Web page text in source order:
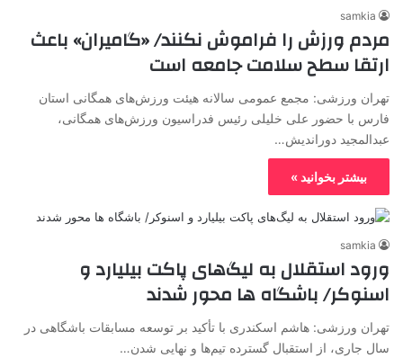
samkia
مردم ورزش را فراموش نکنند/ «گامیران» باعث
ارتقا سطح سلامت جامعه است
تهران ورزشی: مجمع عمومی سالانه هیئت ورزش‌های همگانی استان
فارس با حضور علی خلیلی رئیس فدراسیون ورزش‌های همگانی،
عبدالمجید دوراندیش…
بیشتر بخوانید »
samkia
ورود استقلال به لیگ‌های پاکت بیلیارد و
اسنوکر/ باشگاه ها محور شدند
تهران ورزشی: هاشم اسکندری با تأکید بر توسعه مسابقات باشگاهی در
سال جاری، از استقبال گسترده تیم‌ها و نهایی شدن…